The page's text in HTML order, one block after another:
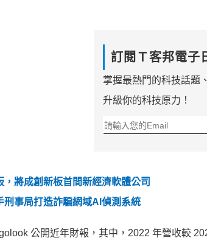
訂閱Ｔ客邦電子
掌握最熱門的科技話題
升級你的科技原力！
將成創新板首間新經濟軟體公司
事局打造詐騙網域AI偵測系統
公開近年財報，其中，2022 年營收較